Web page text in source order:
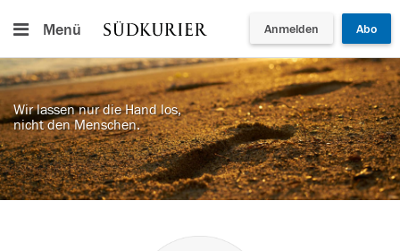
Menü Anmelden Abo
Wir lassen nur die Hand los,
nicht den Menschen.